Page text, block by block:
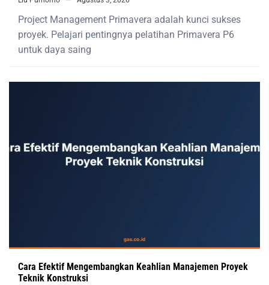
Project Management Primavera adalah kunci sukses
proyek. Pelajari pentingnya pelatihan Primavera P6
untuk daya saing
Cara Efektif Mengembangkan Keahlian Manajemen Proyek
Teknik Konstruksi